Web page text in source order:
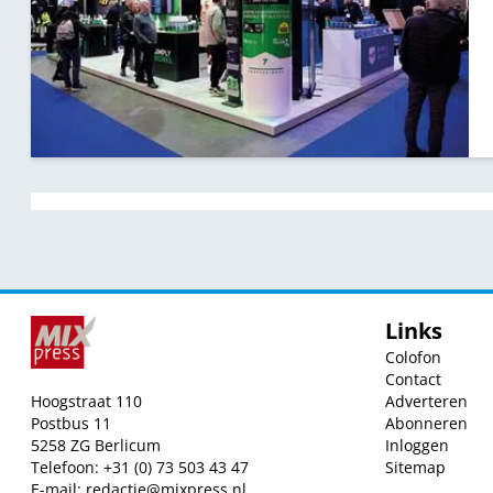
Hoogstraat 110
Postbus 11
5258 ZG Berlicum
Telefoon: +31 (0) 73 503 43 47
Links
Colofon
Contact
Adverteren
Abonneren
Inloggen
Sitemap